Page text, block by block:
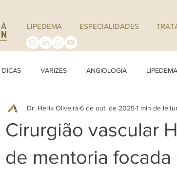
LIPEDEMA ESPECIALIDADES
DICAS VARIZES ANGIOLOGIA LIPEDEMA
Cirurgião vascular
de mentoria
Dr. Herik Oliveira6 de out. de 20251 min de